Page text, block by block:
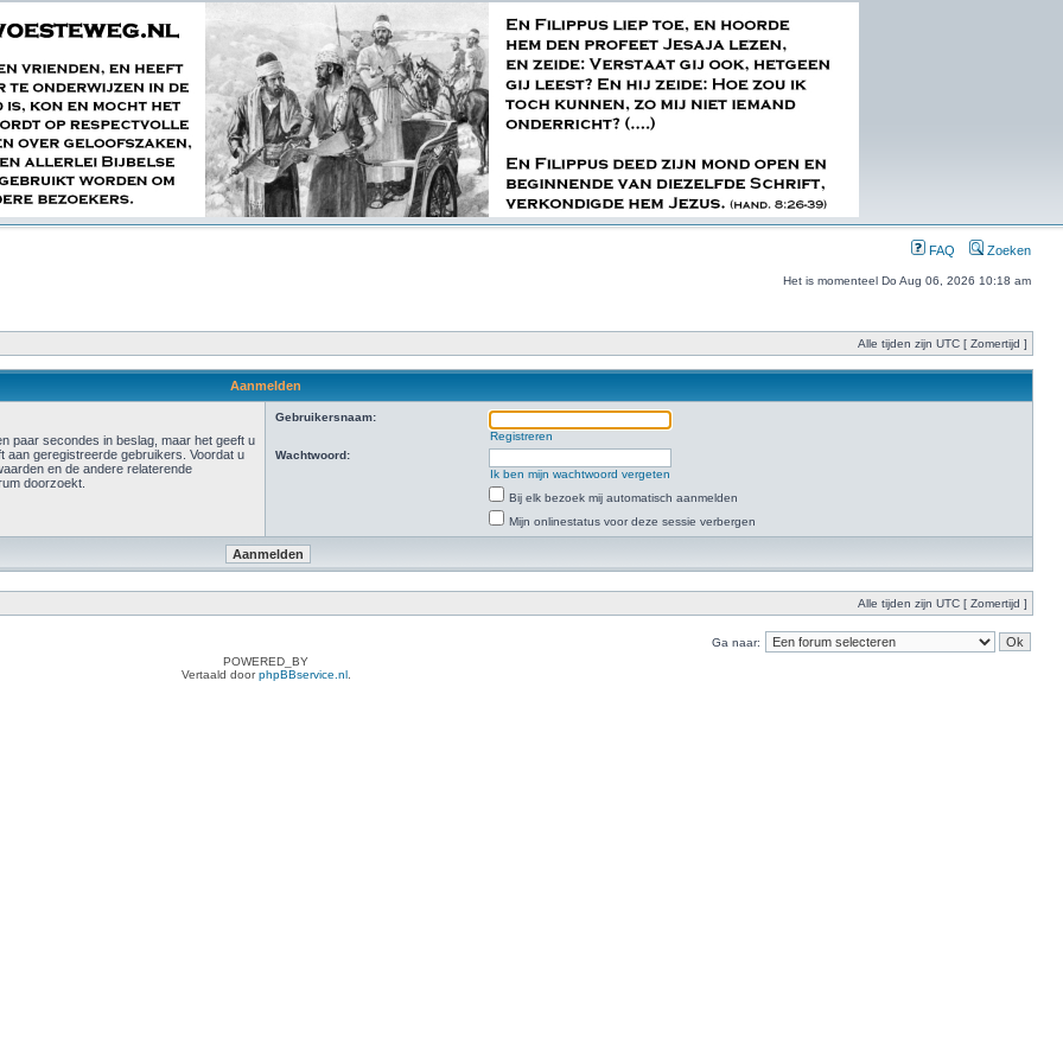
FAQ Zoeken
Het is momenteel Do Aug 06, 2026 10:18 am
Alle tijden zijn UTC [ Zomertijd ]
Aanmelden
paar secondes in beslag, maar het geeft u
aan geregistreerde gebruikers. Voordat u
en de andere relaterende
doorzoekt.
Gebruikersnaam:
Registreren
Wachtwoord:
Ik ben mijn wachtwoord vergeten
Bij elk bezoek mij automatisch aanmelden
Mijn onlinestatus voor deze sessie verbergen
Alle tijden zijn UTC [ Zomertijd ]
Ga naar:
POWERED_BY
Vertaald doorphpBBservice.nl.